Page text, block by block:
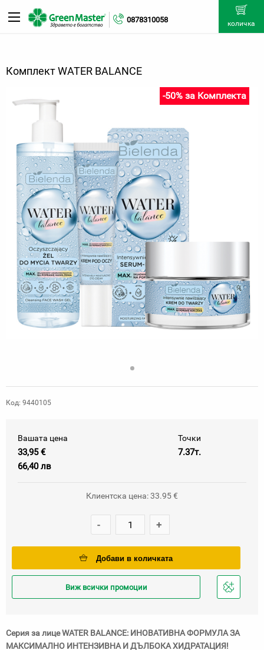
0878310058 количка
Комплект WATER BALANCE
-50% за Комплекта
Код: 9440105
Вашата цена
33,95 €
66,40 лв
Точки
7.37т.
Клиентска цена: 33.95 €
- +
Добави в количката
Виж всички промоции
Добави
Серия за лице WATER BALANCE: ИНОВАТИВНА ФОРМУЛА ЗА
МАКСИМАЛНО ИНТЕНЗИВНА И ДЪЛБОКА ХИДРАТАЦИЯ!